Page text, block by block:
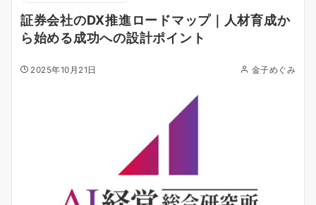
証券会社のDX推進ロードマップ｜人材育成か
ら始める成功への設計ポイント
2025年10月21日 金子めぐみ